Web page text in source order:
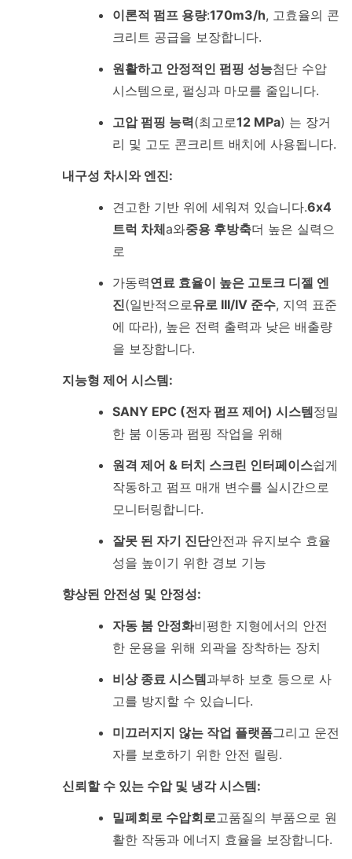
이론적 펌프 용량:170m3/h, 고효율의 콘
크리트 공급을 보장합니다.
원활하고 안정적인 펌핑 성능첨단 수압
시스템으로, 펄싱과 마모를 줄입니다.
고압 펌핑 능력(최고로12 MPa) 는 장거
리 및 고도 콘크리트 배치에 사용됩니다.
내구성 차시와 엔진:
견고한 기반 위에 세워져 있습니다.6x4
트럭 차체a와중용 후방축더 높은 실력으
로
가동력연료 효율이 높은 고토크 디젤 엔
진(일반적으로유로 III/IV 준수, 지역 표준
에 따라), 높은 전력 출력과 낮은 배출량
을 보장합니다.
지능형 제어 시스템:
SANY EPC (전자 펌프 제어) 시스템정밀
한 붐 이동과 펌핑 작업을 위해
원격 제어 & 터치 스크린 인터페이스쉽게
작동하고 펌프 매개 변수를 실시간으로
모니터링합니다.
잘못 된 자기 진단안전과 유지보수 효율
성을 높이기 위한 경보 기능
향상된 안전성 및 안정성:
자동 붐 안정화비평한 지형에서의 안전
한 운용을 위해 외곽을 장착하는 장치
비상 종료 시스템과부하 보호 등으로 사
고를 방지할 수 있습니다.
미끄러지지 않는 작업 플랫폼그리고 운전
자를 보호하기 위한 안전 릴링.
신뢰할 수 있는 수압 및 냉각 시스템:
밀폐회로 수압회로고품질의 부품으로 원
활한 작동과 에너지 효율을 보장합니다.